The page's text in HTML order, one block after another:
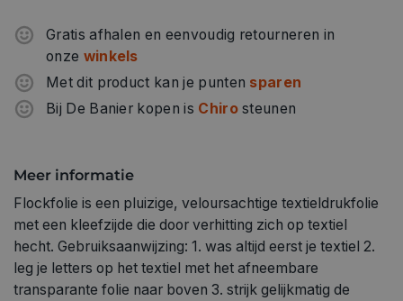
Gratis afhalen en eenvoudig retourneren in
onze winkels
Met dit product kan je punten sparen
Bij De Banier kopen is Chirosteunen
Meer informatie
Flockfolie is een pluizige, veloursachtige textieldrukfolie
met een kleefzijde die door verhitting zich op textiel
hecht. Gebruiksaanwijzing: 1. was altijd eerst je textiel 2.
leg je letters op het textiel met het afneembare
transparante folie naar boven 3. strijk gelijkmatig de